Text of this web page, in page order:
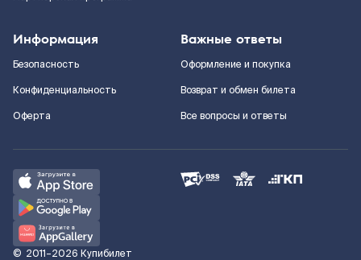
Информация
Безопасность
Конфиденциальность
Оферта
Важные ответы
Оформление и покупка
Возврат и обмен билета
Все вопросы и ответы
© 2011–2026 Купибилет